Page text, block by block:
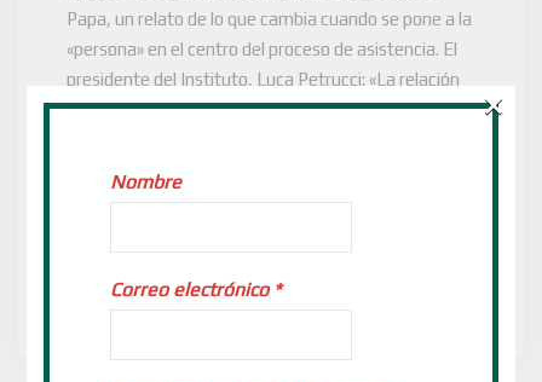
Papa, un relato de lo que cambia cuando se pone a la
«persona» en el centro del proceso de asistencia. El
presidente del Instituto, Luca Petrucci: «La relación
entre huéspedes y familiares es una prioridad para
emergencia […]
Nombre
Correo electrónico *
×